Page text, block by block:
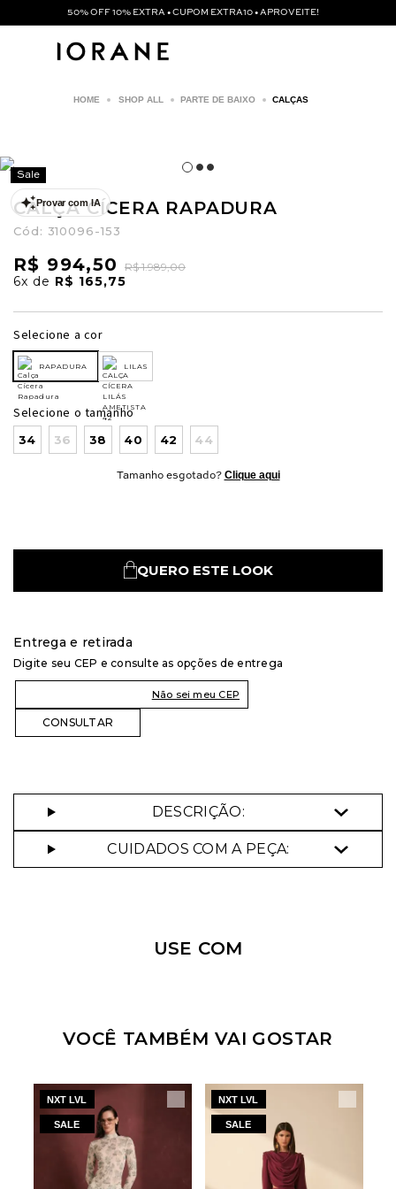
50% OFF 10% EXTRA • CUPOM EXTRA10 • APROVEITE!
SHOP ALL PARTE DE BAIXO CALÇAS
Provar com IA
Sale
CALÇA CÍCERA RAPADURA
Cód: 310096-153
R$ 994,50 R$ 1.989,00
6x de R$ 165,75
Selecione a cor
RAPADURA LILAS
Selecione o tamanho
34 36 38 40 42 44
Tamanho esgotado? Clique aqui
QUERO ESTE LOOK
Entrega e retirada
Digite seu CEP e consulte as opções de entrega
Não sei meu CEP
DESCRIÇÃO:
CUIDADOS COM A PEÇA:
USE COM
VOCÊ TAMBÉM VAI GOSTAR
NXT LVL NXT LVL